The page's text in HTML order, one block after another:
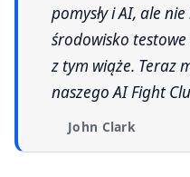
pomysły i AI, ale
środowisko testowe
z tym wiąże. Teraz
naszego AI Fight
John Clark